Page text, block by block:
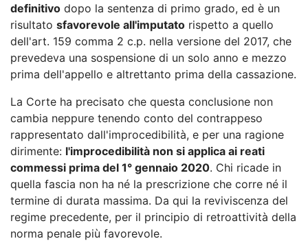
definitivo dopo la sentenza di primo grado, ed è un
risultato sfavorevole all'imputato rispetto a quello
dell'art. 159 comma 2 c.p. nella versione del 2017, che
prevedeva una sospensione di un solo anno e mezzo
prima dell'appello e altrettanto prima della cassazione.
La Corte ha precisato che questa conclusione non
cambia neppure tenendo conto del contrappeso
rappresentato dall'improcedibilità, e per una ragione
dirimente: l'improcedibilità non si applica ai reati
commessi prima del 1° gennaio 2020. Chi ricade in
quella fascia non ha né la prescrizione che corre né il
termine di durata massima. Da qui la reviviscenza del
regime precedente, per il principio di retroattività della
norma penale più favorevole.